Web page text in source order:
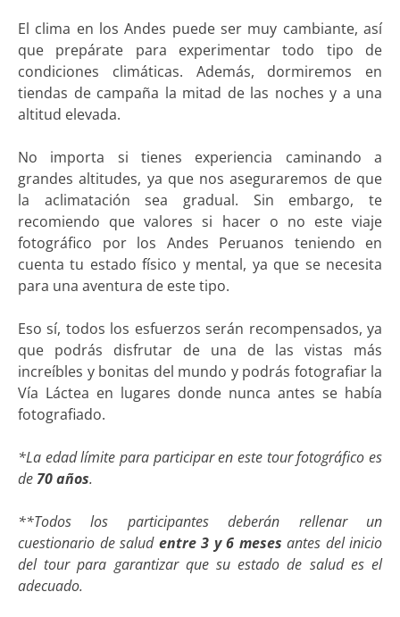
El clima en los Andes puede ser muy cambiante, así
que prepárate para experimentar todo tipo de
condiciones climáticas. Además, dormiremos en
tiendas de campaña la mitad de las noches y a una
altitud elevada.
No importa si tienes experiencia caminando a
grandes altitudes, ya que nos aseguraremos de que
la aclimatación sea gradual. Sin embargo, te
recomiendo que valores si hacer o no este viaje
fotográfico por los Andes Peruanos teniendo en
cuenta tu estado físico y mental, ya que se necesita
para una aventura de este tipo.
Eso sí, todos los esfuerzos serán recompensados, ya
que podrás disfrutar de una de las vistas más
increíbles y bonitas del mundo y podrás fotografiar la
Vía Láctea en lugares donde nunca antes se había
fotografiado.
*La edad límite para participar en este tour fotográfico es
de70 años.
**Todos los participantes deberán rellenar un
cuestionario de salud entre 3 y 6 meses antes del inicio
del tour para garantizar que su estado de salud es el
adecuado.